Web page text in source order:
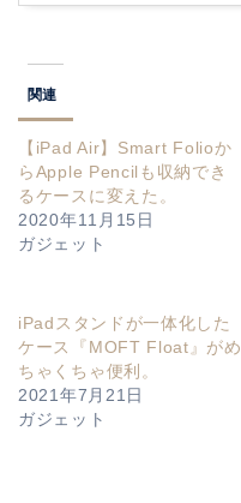
関連
【iPad Air】Smart Folioか
らApple Pencilも収納でき
るケースに変えた。
2020年11月15日
ガジェット
iPadスタンドが一体化した
ケース『MOFT Float』がめ
ちゃくちゃ便利。
2021年7月21日
ガジェット